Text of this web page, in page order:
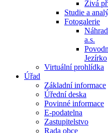
Živá
Studie a
Fotogalerie
a.s.
Jezírko
Virtuální prohlídka
Úřad
Základní informace
Úřední deska
Povinné informace
E-podatelna
Zastupitelstvo
Rada obce